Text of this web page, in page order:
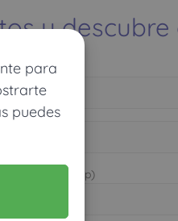
para
puedes
y descubre
vía WhatsApp)